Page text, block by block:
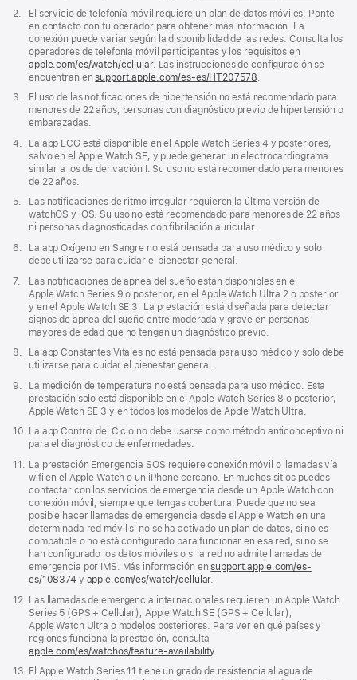
Nota
página
2.
El servicio de telefonía móvil requiere un plan de datos móviles. Ponte
en contacto con tu operador para obtener más información. La
conexión puede variar según la disponibilidad de las redes. Consulta los
operadores de telefonía móvil participantes y los requisitos en
apple.com/es/watch/cellular. Las instrucciones de configuración se
encuentran ensupport.apple.com/es-es/HT207578
en
una
nueva)
Nota
página
3.
El uso de las notificaciones de hipertensión no está recomendado para
menores de 22 años, personas con diagnóstico previo de hipertensión o
embarazadas.
Nota
4.
La app ECG está disponible en el Apple Watch Series 4 y posteriores,
salvo en el Apple Watch SE, y puede generar un electrocardiograma
similar a los de derivación I. Su uso no está recomendado para menores
de 22 años.
Nota
página
5.
Las notificaciones de ritmo irregular requieren la última versión de
watchOS y iOS. Su uso no está recomendado para menores de 22 años
ni personas diagnosticadas con fibrilación auricular.
Nota
de
página
6.
La app Oxígeno en Sangre no está pensada para uso médico y solo
debe utilizarse para cuidar el bienestar general.
Nota
página
7.
Las notificaciones de apnea del sueño están disponibles en el
Apple Watch Series 9 o posterior, en el Apple Watch Ultra 2 o posterior
y en el Apple Watch SE 3. La prestación está diseñada para detectar
signos de apnea del sueño entre moderada y grave en personas
mayores de edad que no tengan un diagnóstico previo.
Nota
de
página
8.
La app Constantes Vitales no está pensada para uso médico y solo debe
utilizarse para cuidar el bienestar general.
Nota
página
9.
La medición de temperatura no está pensada para uso médico. Esta
prestación solo está disponible en el Apple Watch Series 8 o posterior,
Apple Watch SE 3 y en todos los modelos de Apple Watch Ultra.
Nota
de
página
10. La app Control del Ciclo no debe usarse como método anticonceptivo ni
para el diagnóstico de enfermedades.
Nota
página
11. La prestación Emergencia SOS requiere conexión móvil o llamadas vía
wifi en el Apple Watch o un iPhone cercano. En muchos sitios puedes
contactar con los servicios de emergencia desde un Apple Watch con
conexión móvil, siempre que tengas cobertura. Puede que no sea
posible hacer llamadas de emergencia desde el Apple Watch en una
determinada red móvil si no se ha activado un plan de datos, si no es
compatible o no está configurado para funcionar en esa red, si no se
han configurado los datos móviles o si la red no admite llamadas de
emergencia por IMS. Más información ensupport.apple.com/es-
es/108374 (Se
en
una
ventana
nueva)
y apple.com/es/watch/cellular.
Nota
página
12. Las llamadas de emergencia internacionales requieren un Apple Watch
Series 5 (GPS + Cellular), Apple Watch SE (GPS + Cellular),
Apple Watch Ultra o modelos posteriores. Para ver en qué países y
regiones funciona la prestación, consulta
apple.com/es/watchos/feature-availability
Nota
13. El Apple Watch Series 11 tiene un grado de resistencia al agua de